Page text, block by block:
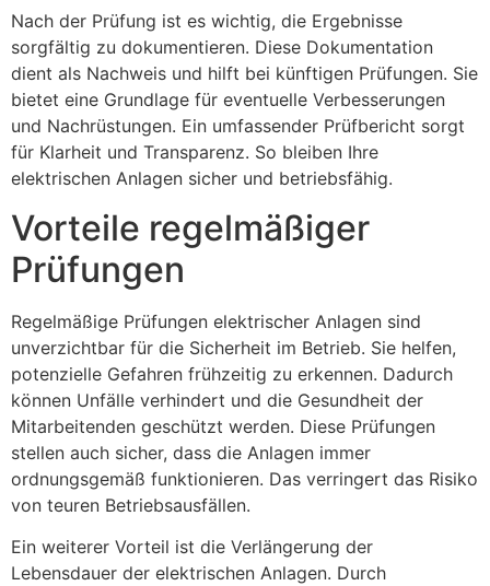
Nach der Prüfung ist es wichtig, die Ergebnisse
sorgfältig zu dokumentieren. Diese Dokumentation
dient als Nachweis und hilft bei künftigen Prüfungen. Sie
bietet eine Grundlage für eventuelle Verbesserungen
und Nachrüstungen. Ein umfassender Prüfbericht sorgt
für Klarheit und Transparenz. So bleiben Ihre
elektrischen Anlagen sicher und betriebsfähig.
Vorteile regelmäßiger
Prüfungen
Regelmäßige Prüfungen elektrischer Anlagen sind
unverzichtbar für die Sicherheit im Betrieb. Sie helfen,
potenzielle Gefahren frühzeitig zu erkennen. Dadurch
können Unfälle verhindert und die Gesundheit der
Mitarbeitenden geschützt werden. Diese Prüfungen
stellen auch sicher, dass die Anlagen immer
ordnungsgemäß funktionieren. Das verringert das Risiko
von teuren Betriebsausfällen.
Ein weiterer Vorteil ist die Verlängerung der
Lebensdauer der elektrischen Anlagen. Durch